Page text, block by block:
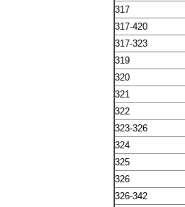
317
317-420
317-323
319
320
321
322
323-326
324
325
326
326-342